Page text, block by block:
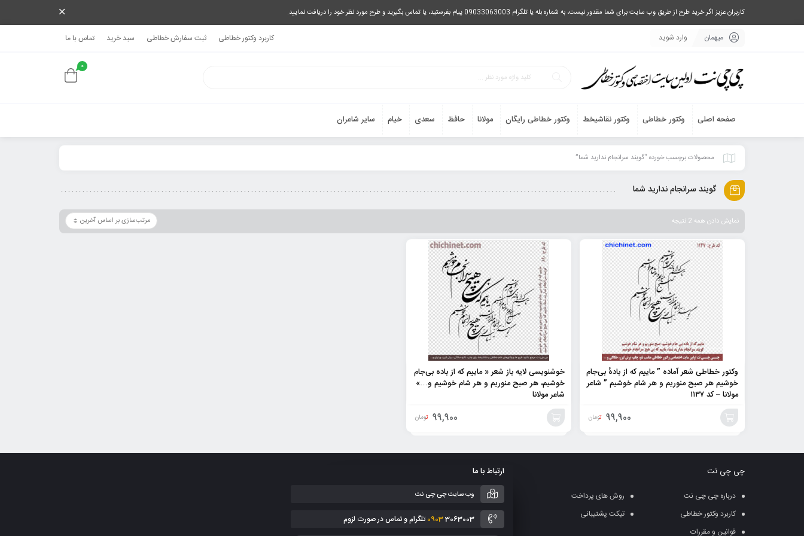
کاربران عزیز اگر خرید طرح از طریق وب سایت برای شما مقدور نیست، به شماره بله یا تلگرام 09033063003 پیام بفرستید، یا تماس بگیرید و طرح مورد نظر خود را دریافت نمایید.
میهمان وارد شوید کاربرد وکتور خطاطی ثبت سفارش خطاطی سبد خرید تماس با ما
0
صفحه اصلی وکتور خطاطی وکتور نقاشیخط وکتور خطاطی رایگان مولانا حافظ سعدی خیام سایر شاعران
محصولات برچسب خورده “گویند سرانجام ندارید شما”
گویند سرانجام ندارید شما
نمایش دادن همه 2 نتیجه
وکتور خطاطی شعر آماده ” ماییم که از بادهٔ بی‌جام
خوشیم هر صبح منوریم و هر شام خوشیم ” شاعر
مولانا – کد ۱۱۳۷
99,900 تومان
خوشنویسی لایه باز شعر « ماییم که از باده بی‌جام
خوشیم، هر صبح منوریم و هر شام خوشیم و…»
شاعر مولانا
99,900 تومان
چی چی نت
درباره چی چی نت
روش های پرداخت
کاربرد وکتور خطاطی
تیکت پشتیبانی
قوانین و مقررات
ارتباط با ما
وب سایت چی چی نت
09033063003 تلگرام و تماس در صورت لزوم